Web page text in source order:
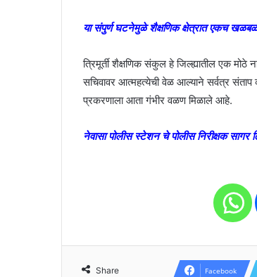
या संपुर्ण घटनेमुळे शैक्षणिक क्षेत्रात एकच
त्रिमूर्ती शैक्षणिक संकुल हे जिल्ह्यातील एक मोठे
सचिवावर आत्महत्येची वेळ आल्याने सर्वत्र संताप
प्रकरणाला आता गंभीर वळण मिळाले आहे.
नेवासा पोलीस स्टेशन चे पोलीस निरीक्षक
Share Facebook